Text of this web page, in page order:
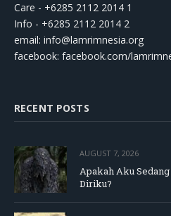
Care - +6285 2112 2014 1
Info - +6285 2112 2014 2
email: info@lamrimnesia.org
facebook: facebook.com/
RECENT POSTS
AUGUST 7, 2026
Apakah Aku
Diriku?